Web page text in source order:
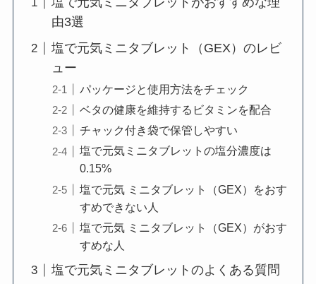
由3選
塩で元気ミニタブレット（GEX）のレビ
ュー
パッケージと使用方法をチェック
ベタの健康を維持するビタミンを配合
チャック付き袋で保管しやすい
塩で元気ミニタブレットの塩分濃度は
0.15%
塩で元気 ミニタブレット（GEX）をおす
すめできない人
塩で元気 ミニタブレット（GEX）がおす
すめな人
塩で元気ミニタブレットのよくある質問